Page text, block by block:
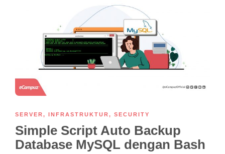
SERVER, INFRASTRUKTUR, SECURITY
Simple Script Auto Backup
Database MySQL dengan Bash